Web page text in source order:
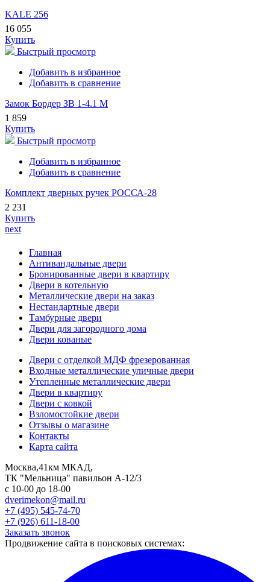
KALE 256
16 055
Купить
Быстрый просмотр
Добавить в избранное
Добавить в сравнение
Замок Бордер ЗВ 1-4.1 М
1 859
Купить
Быстрый просмотр
Добавить в избранное
Добавить в сравнение
Комплект дверных ручек РОССА-28
2 231
Купить
next
Главная
Антивандальные двери
Бронированные двери в квартиру
Двери в котельную
Металлические двери на заказ
Нестандартные двери
Тамбурные двери
Двери для загородного дома
Двери кованые
Двери с отделкой МДФ фрезерованная
Входные металлические уличные двери
Утепленные металлические двери
Двери в квартиру
Двери с ковкой
Взломостойкие двери
Отзывы о магазине
Контакты
Карта сайта
Москва,41км МКАД,
ТК "Мельница" павильон А-12/3
с 10-00 до 18-00
dverimekon@mail.ru
+7 (495) 545-74-70
+7 (926) 611-18-00
Заказать звонок
Продвижение сайта в поисковых системах: